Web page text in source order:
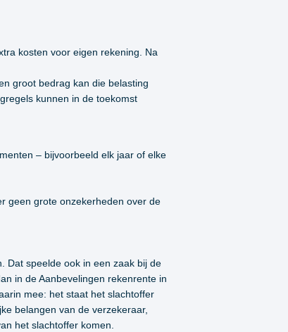
kosten voor eigen rekening. Na
groot bedrag kan die belasting
kunnen in de toekomst
– bijvoorbeeld elk jaar of elke
geen grote onzekerheden over de
Dat speelde ook in een zaak bij de
in de Aanbevelingen rekenrente in
mee: het staat het slachtoffer
belangen van de verzekeraar,
het slachtoffer komen.